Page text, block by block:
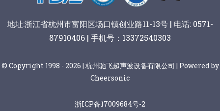
地址:浙江省杭州市富阳区场口镇创业路11-13号 | 电话: 0571-
87910406 | 手机号：13372540303
© Copyright 1998 - 2026 | 杭州驰飞超声波设备有限公司 | Powered by
Cheersonic
浙ICP备17009684号-2